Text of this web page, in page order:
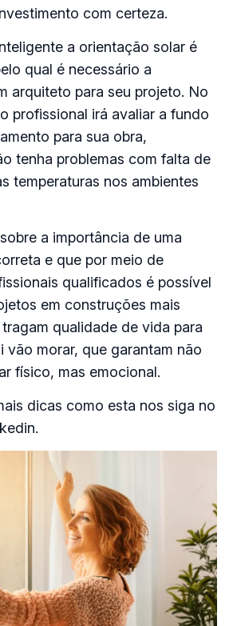
com certeza.
a orientação solar é
qual é necessário a
arquiteto para seu projeto. No
profissional irá avaliar a fundo
para sua obra,
tenha problemas com falta de
temperaturas nos ambientes
a importância de uma
e que por meio de
qualificados é possível
em construções mais
qualidade de vida para
vão morar, que garantam não
físico, mas emocional.
dicas como esta nos siga no